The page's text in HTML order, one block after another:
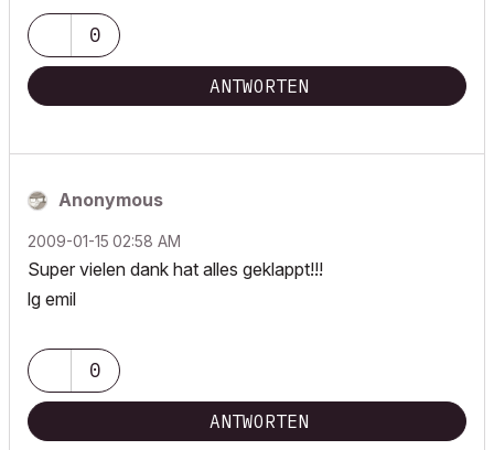
0
ANTWORTEN
Anonymous
‎2009-01-15 02:58 AM
Super vielen dank hat alles geklappt!!!
lg emil
0
ANTWORTEN